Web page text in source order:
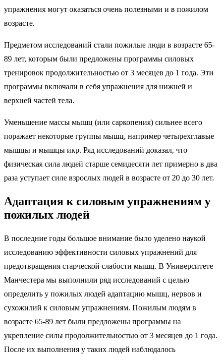
упражнения могут оказаться очень полезными и в пожилом
возрасте.
Предметом исследований стали пожилые люди в возрасте 65-
89 лет, которым были предложены программы силовых
тренировок продолжительностью от 3 месяцев до 1 года. Эти
программы включали в себя упражнения для нижней и
верхней частей тела.
Уменьшение массы мышц (или саркопения) сильнее всего
поражает некоторые группы мышц, например четырехглавые
мышцы и мышцы икр. Ряд исследований доказал, что
физическая сила людей старше семидесяти лет примерно в два
раза уступает силе взрослых людей в возрасте от 20 до 30 лет.
Адаптация к силовым упражнениям у
пожилых людей
В последние годы большое внимание было уделено наукой
исследованию эффективности силовых упражнений для
предотвращения старческой слабости мышц. В Университете
Манчестера мы выполнили ряд исследований с целью
определить у пожилых людей адаптацию мышц, нервов и
сухожилий к силовым упражнениям. Пожилым людям в
возрасте 65-89 лет были предложены программы на
укрепление силы продолжительностью от 3 месяцев до 1 года.
После их выполнения у таких людей наблюдалось